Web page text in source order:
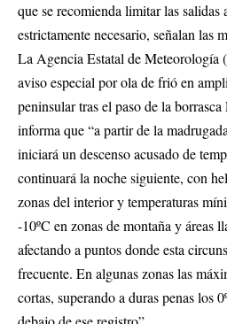
que se recomienda limitar las
estrictamente necesario, señalan las
La Agencia Estatal de
aviso especial por ola de frió en
peninsular tras el paso de la
informa que “a partir de la
iniciará un descenso acusado de
continuará la noche siguiente, con
zonas del interior y temperaturas
-10ºC en zonas de montaña y áreas
afectando a puntos donde esta
frecuente. En algunas zonas las
cortas, superando a duras penas los